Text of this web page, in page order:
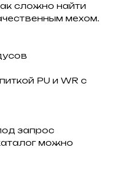
сложно найти
мехом.
PU и WR с
запрос
можно